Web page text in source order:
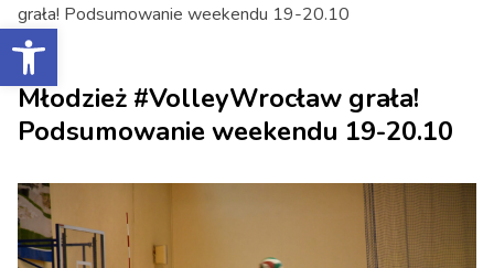
Otwórz pasek narzędzi
grała! Podsumowanie weekendu 19-20.10
Młodzież #VolleyWrocław grała!
Podsumowanie weekendu 19-20.10